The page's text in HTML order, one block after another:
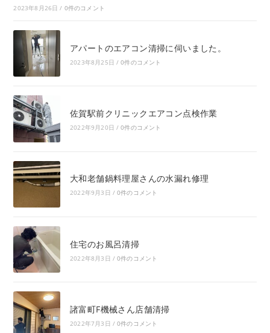
2023年8月26日 / 0件のコメント
アパートのエアコン清掃に伺いました。
2023年8月25日 / 0件のコメント
佐賀駅前クリニックエアコン点検作業
2022年9月20日 / 0件のコメント
大和老舗鍋料理屋さんの水漏れ修理
2022年9月3日 / 0件のコメント
住宅のお風呂清掃
2022年8月3日 / 0件のコメント
諸富町F機械さん店舗清掃
2022年7月3日 / 0件のコメント